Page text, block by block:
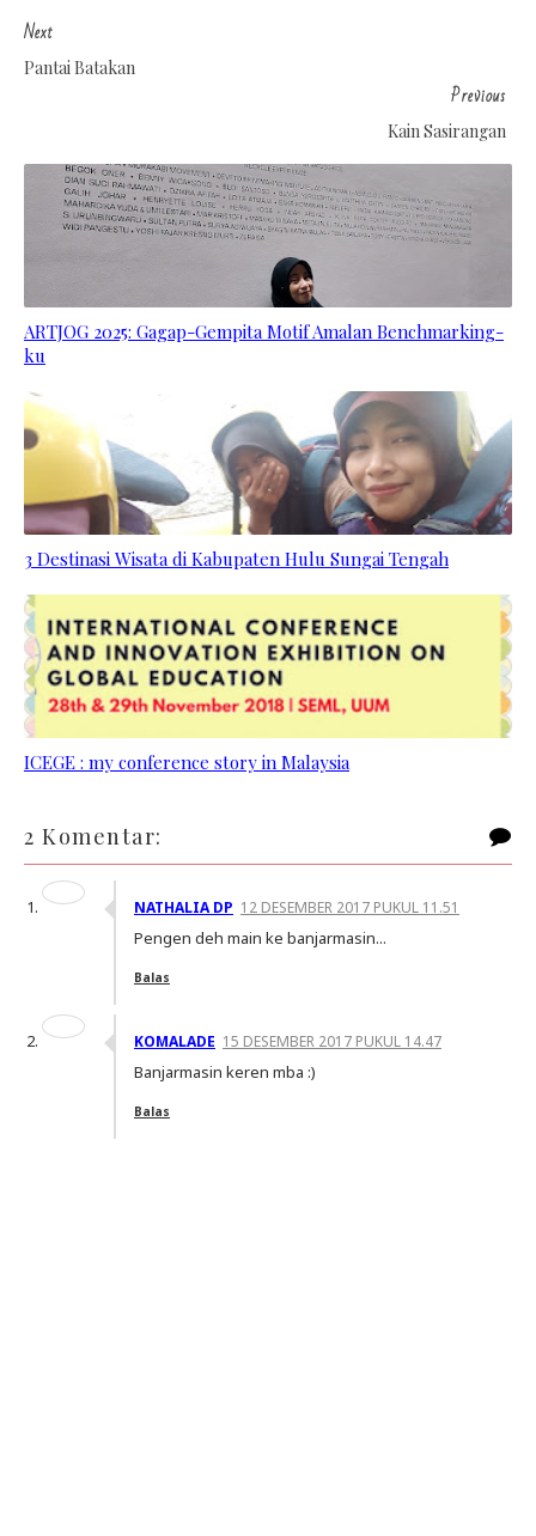
Next
Pantai Batakan
Previous
Kain Sasirangan
ARTJOG 2025: Gagap-Gempita Motif Amalan Benchmarking-
ku
3 Destinasi Wisata di Kabupaten Hulu Sungai Tengah
ICEGE : my conference story in Malaysia
2 Komentar:
NATHALIA DP 12 DESEMBER 2017 PUKUL 11.51
Pengen deh main ke banjarmasin...
Balas
KOMALADE 15 DESEMBER 2017 PUKUL 14.47
Banjarmasin keren mba :)
Balas